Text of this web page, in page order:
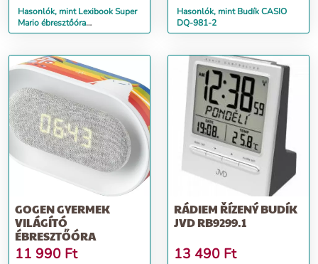
Hasonlók, mint Lexibook Super
Mario ébresztőóra
hanghatásokkal
Hasonlók, mint Budík CASIO
DQ-981-2
GOGEN GYERMEK
VILÁGÍTÓ
ÉBRESZTŐÓRA
11 990 Ft
RÁDIEM ŘÍZENÝ BUDÍK
JVD RB9299.1
13 490 Ft